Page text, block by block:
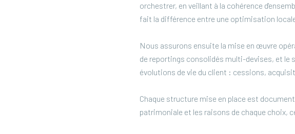
orchestrer, en veillant à la cohérence
fait la différence entre une optimisation
Nous assurons ensuite la mise en œuvre
de reportings consolidés multi-devises, et le
évolutions de vie du client : cessions,
Chaque structure mise en place est
patrimoniale et les raisons de chaque choix,